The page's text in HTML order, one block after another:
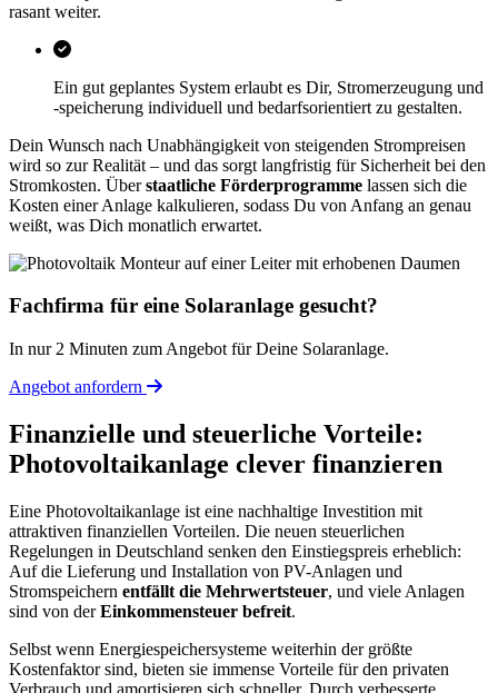
rasant weiter.
Ein gut geplantes System erlaubt es Dir, Stromerzeugung und
-speicherung individuell und bedarfsorientiert zu gestalten.
Dein Wunsch nach Unabhängigkeit von steigenden Strompreisen
wird so zur Realität – und das sorgt langfristig für Sicherheit bei den
Stromkosten. Überstaatliche Förderprogramme lassen sich die
Kosten einer Anlage kalkulieren, sodass Du von Anfang an genau
weißt, was Dich monatlich erwartet.
Fachfirma für eine Solaranlage gesucht?
In nur 2 Minuten zum Angebot für Deine Solaranlage.
Angebot anfordern
Finanzielle und steuerliche Vorteile:
Photovoltaikanlage clever finanzieren
Eine Photovoltaikanlage ist eine nachhaltige Investition mit
attraktiven finanziellen Vorteilen. Die neuen steuerlichen
Regelungen in Deutschland senken den Einstiegspreis erheblich:
Auf die Lieferung und Installation von PV-Anlagen und
Stromspeichern entfällt die Mehrwertsteuer, und viele Anlagen
sind von derEinkommensteuer befreit.
Selbst wenn Energiespeichersysteme weiterhin der größte
Kostenfaktor sind, bieten sie immense Vorteile für den privaten
Verbrauch und amortisieren sich schneller. Durch verbesserte